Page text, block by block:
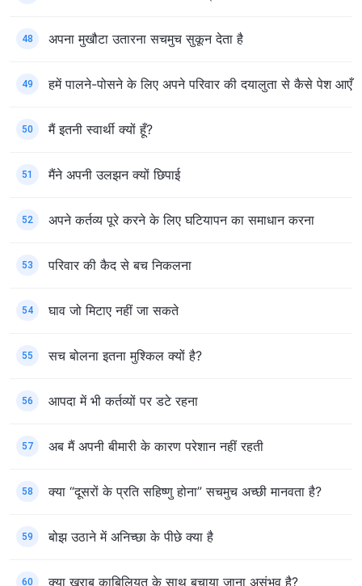
48 अपना मुखौटा उतारना सचमुच सुकून देता है
49 हमें पालने-पोसने के लिए अपने परिवार की दयालुता से कैसे पेश आएँ
50 मैं इतनी स्वार्थी क्यों हूँ?
51 मैंने अपनी उलझन क्यों छिपाई
52 अपने कर्तव्य पूरे करने के लिए घटियापन का समाधान करना
53 परिवार की कैद से बच निकलना
54 घाव जो मिटाए नहीं जा सकते
55 सच बोलना इतना मुश्किल क्यों है?
56 आपदा में भी कर्तव्यों पर डटे रहना
57 अब मैं अपनी बीमारी के कारण परेशान नहीं रहती
58 क्या “दूसरों के प्रति सहिष्णु होना” सचमुच अच्छी मानवता है?
59 बोझ उठाने में अनिच्छा के पीछे क्या है
60 क्या खराब काबिलियत के साथ बचाया जाना असंभव है?